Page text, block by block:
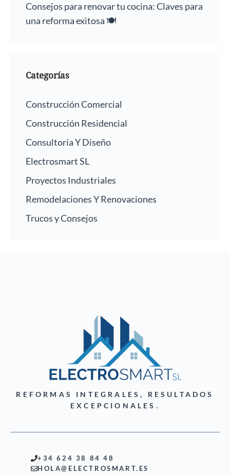
Consejos para renovar tu cocina: Claves para
una reforma exitosa 🍽️
Categorías
Construcción Comercial
Construcción Residencial
Consultoría Y Diseño
Electrosmart SL
Proyectos Industriales
Remodelaciones Y Renovaciones
Trucos y Consejos
REFORMAS INTEGRALES, RESULTADOS
EXCEPCIONALES.
+34 624 38 84 48
HOLA@ELECTROSMART.ES